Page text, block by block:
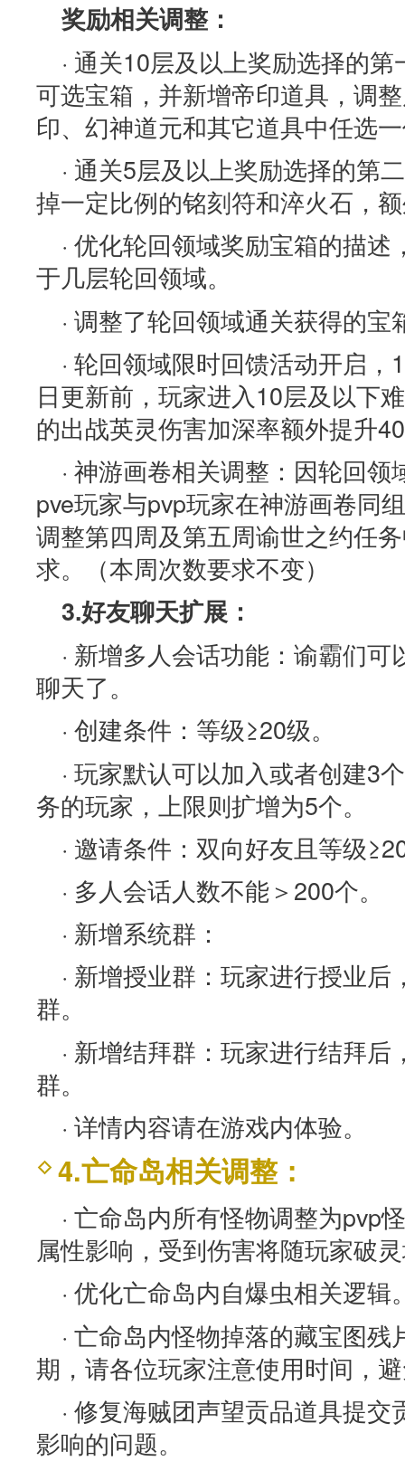
奖励相关调整：
· 通关10层及以上奖励选择的
可选宝箱，并新增帝印道具，调
印、幻神道元和其它道具中任选
· 通关5层及以上奖励选择的第
掉一定比例的铭刻符和淬火石，
· 优化轮回领域奖励宝箱的描
于几层轮回领域。
· 调整了轮回领域通关获得的
· 轮回领域限时回馈活动开启
日更新前，玩家进入10层及以下
的出战英灵伤害加深率额外提升
· 神游画卷相关调整：因轮回
pve玩家与pvp玩家在神游画卷同
调整第四周及第五周谕世之约任
求。（本周次数要求不变）
3.好友聊天扩展：
· 新增多人会话功能：谕霸们
聊天了。
· 创建条件：等级≥20级。
· 玩家默认可以加入或者创建3
务的玩家，上限则扩增为5个。
· 邀请条件：双向好友且等级
· 多人会话人数不能＞200个。
· 新增系统群：
· 新增授业群：玩家进行授业
群。
· 新增结拜群：玩家进行结拜
群。
· 详情内容请在游戏内体验。
4.亡命岛相关调整：
· 亡命岛内所有怪物调整为pvp
属性影响，受到伤害将随玩家破
· 优化亡命岛内自爆虫相关逻辑
· 亡命岛内怪物掉落的藏宝图
期，请各位玩家注意使用时间，
· 修复海贼团声望贡品道具提
影响的问题。